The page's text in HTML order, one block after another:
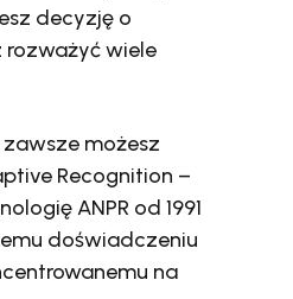
decyzję o
rozważyć wiele
możesz
Recognition –
ANPR od 1991
doświadczeniu
na